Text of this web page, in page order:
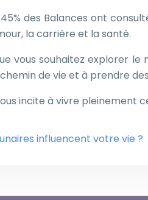
des Balances ont
la carrière et la santé.
vous souhaitez explorer
de vie et à prendre
incite à vivre
influencent votre vie ?